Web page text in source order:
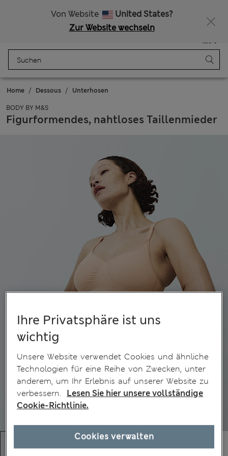
Von Website
United States?
Zur Website wechseln
Tasche
Home Dessous Unterhosen
BODY BY M&S
Figurformendes, nahtloses Taillenmieder
Ihre Privatsphäre ist uns
wichtig
Unsere Website verwendet Cookies und ähnliche
Technologien für eine Reihe von Zwecken, unter
anderem, um Ihr Erlebnis auf unserer Website zu
verbessern.
Lesen Sie hier unsere vollständige
Cookie-Richtlinie.
Cookies verwalten